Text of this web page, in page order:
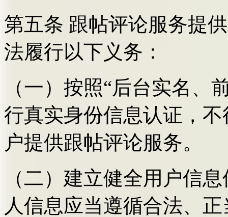
第五条 跟帖评论服务提
法履行以下义务：
（一）按照“后台实名、
行真实身份信息认证，
户提供跟帖评论服务。
（二）建立健全用户信
人信息应当遵循合法、